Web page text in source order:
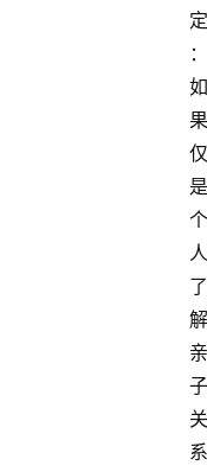
定
：
如
果
仅
是
个
人
了
解
亲
子
关
系